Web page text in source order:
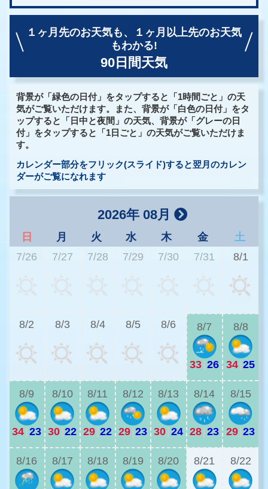
１ヶ月先のお天気も、
１ヶ月以上先のお天気
もわかる!
90日間天気
背景が「緑色の日付」をタップすると「1時間ごと」の天
気がご覧いただけます。また、背景が「白色の日付」をタ
ップすると「日中と夜間」の天気、背景が「グレーの日
付」をタップすると「1日ごと」の天気がご覧いただけま
す。
カレンダー部分をフリック(スライド)すると翌月のカレン
ダーがご覧になれます
2026年 08月
日 月 火 水 木 金
土
7/26
7/27 7/28 7/29 7/30 7/31 8/1
8/2 8/3 8/4 8/5 8/6 8/7
33|26
8/8
34|25
8/9
34|23
8/10
30|22
8/11
29|22
8/12
29|23
8/13
30|24
8/14
28|23
8/15
29|23
8/16 8/17 8/18 8/19 8/20 8/21 8/22